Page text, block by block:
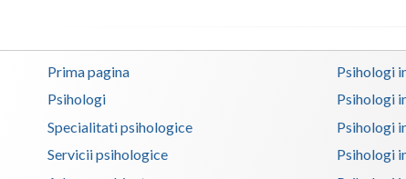
Prima pagina
Psihologi
Specialitati psihologice
Servicii psihologice
Psihologi
Psihologi
Psihologi
Psihologi